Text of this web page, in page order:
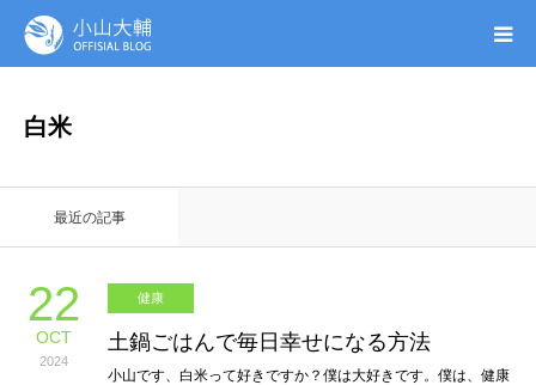
白米
最近の記事
22
OCT
2024
健康
土鍋ごはんで毎日幸せになる方法
小山です、白米って好きですか？僕は大好きです。僕は、健康
無料ガイドブック
オンシク本